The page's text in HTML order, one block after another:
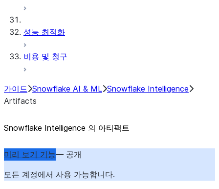
성능 최적화
비용 및 청구
가이드 Snowflake AI & ML Snowflake Intelligence
Artifacts
Snowflake Intelligence 의 아티팩트
미리 보기 기능— 공개
모든 계정에서 사용 가능합니다.